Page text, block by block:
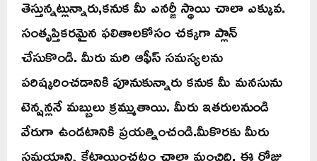
తెస్తున్నట్లున్నారు,కనుక మీ ఎనర్జీ స్థాయి చాలా ఎక్కువ.
సంతృప్తికరమైన ఫలితాలకోసం చక్కగా ప్లాన్
చేసుకొండి. మీరు మరి ఆఫీస్ సమస్యలను
పరిష్కరించడానికి పూనుకున్నారు కనుక మీ మనసును
టెన్షన్లనే మబ్బులు క్రమ్ముతాయి. మీరు ఇతరులనుండి
వేరుగా ఉండటానికి ప్రయత్నించండి.మీకొరకు మీరు